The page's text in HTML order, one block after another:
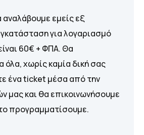
εμείς εξ
για λογαριασμό
60€ + ΦΠΑ. Θα
όλα, χωρίς καμία δική σας
ένα ticket μέσα από την
μας και θα επικοινωνήσουμε
προγραμματίσουμε.